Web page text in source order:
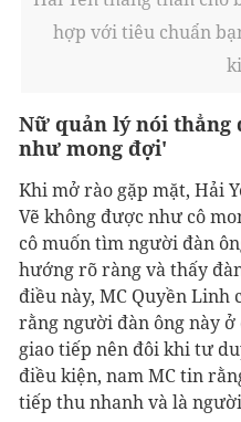
hợp với tiêu chuẩn
Nữ quản lý nói thẳng
như mong đợi'
Khi mở rào gặp mặt, Hải
Vẽ không được như cô
cô muốn tìm người đàn
hướng rõ ràng và thấy
điều này, MC Quyền Linh
rằng người đàn ông này
giao tiếp nên đôi khi tư
điều kiện, nam MC tin
tiếp thu nhanh và là